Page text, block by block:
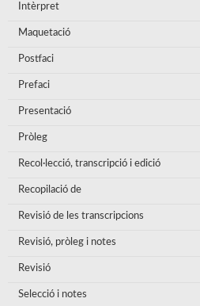
Intèrpret
Maquetació
Postfaci
Prefaci
Presentació
Pròleg
Recol·lecció, transcripció i edició
Recopilació de
Revisió de les transcripcions
Revisió, pròleg i notes
Revisió
Selecció i notes